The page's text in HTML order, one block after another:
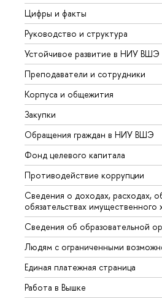
Цифры и факты
Руководство и структура
Устойчивое развитие в НИУ ВШЭ
Преподаватели и сотрудники
Корпуса и общежития
Закупки
Обращения граждан в НИУ ВШЭ
Фонд целевого капитала
Противодействие коррупции
Сведения о доходах, расходах,
обязательствах имущественного
Сведения об образовательной
Людям с ограниченными
Единая платежная страница
Работа в Вышке